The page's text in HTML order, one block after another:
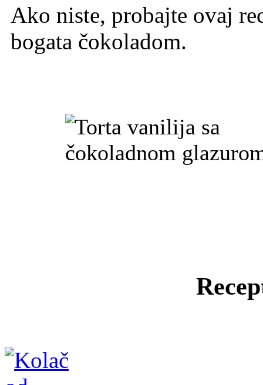
Ako niste, probajte ovaj
bogata čokoladom.